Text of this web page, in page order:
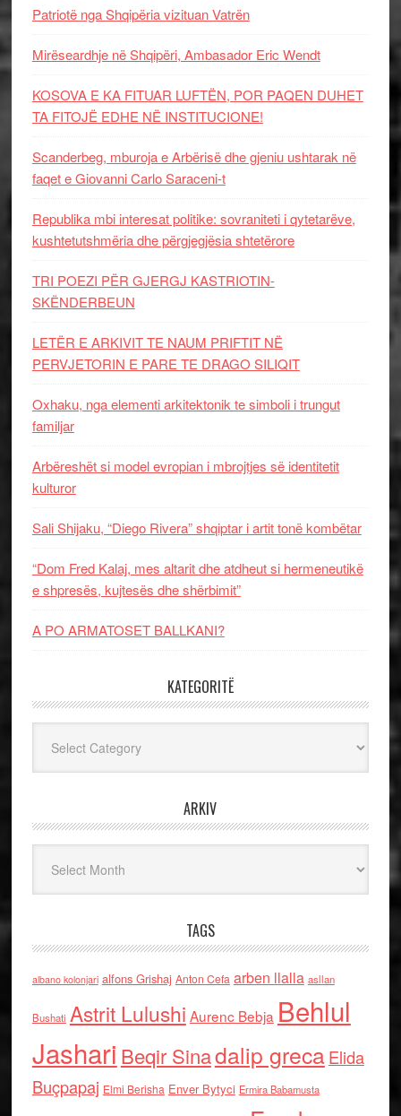
Patriotë nga Shqipëria vizituan Vatrën
Mirëseardhje në Shqipëri, Ambasador Eric Wendt
KOSOVA E KA FITUAR LUFTËN, POR PAQEN DUHET
TA FITOJË EDHE NË INSTITUCIONE!
Scanderbeg, mburoja e Arbërisë dhe gjeniu ushtarak në
faqet e Giovanni Carlo Saraceni-t
Republika mbi interesat politike: sovraniteti i qytetarëve,
kushtetutshmëria dhe përgjegjësia shtetërore
TRI POEZI PËR GJERGJ KASTRIOTIN-
SKËNDERBEUN
LETËR E ARKIVIT TE NAUM PRIFTIT NË
PERVJETORIN E PARE TE DRAGO SILIQIT
Oxhaku, nga elementi arkitektonik te simboli i trungut
familjar
Arbëreshët si model evropian i mbrojtjes së identitetit
kulturor
Sali Shijaku, “Diego Rivera” shqiptar i artit tonë kombëtar
“Dom Fred Kalaj, mes altarit dhe atdheut si hermeneutikë
e shpresës, kujtesës dhe shërbimit”
A PO ARMATOSET BALLKANI?
KATEGORITË
ARKIV
TAGS
albano kolonjari alfons Grishaj Anton Cefa arben llalla asllan
Bushati Astrit Lulushi Aurenc Bebja Behlul
Jashari Beqir Sinadalip grecaElida
Buçpapaj Elmi Berisha Enver Bytyci Ermira Babamusta